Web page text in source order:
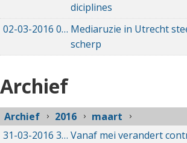
diciplines
02-03-2016 02-03-2016 11:41
Mediaruzie in Utrecht
scherp
Archief
Archief 2016
maart
31-03-2016 31-03-2016 04:32
Vanaf mei verandert